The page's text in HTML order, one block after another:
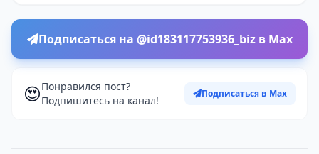
Подписаться на @id183117753936_biz в Max
😍Понравился пост?
Подпишитесь на канал!
Подписаться в Max